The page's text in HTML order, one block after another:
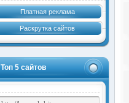
Платная реклама
Раскрутка сайтов
Топ 5 сайтов